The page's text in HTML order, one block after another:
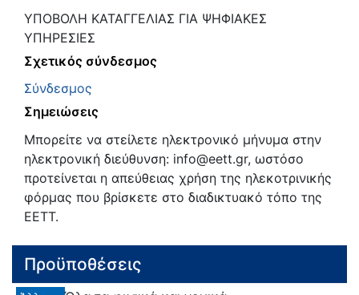
ΥΠΟΒΟΛΗ ΚΑΤΑΓΓΕΛΙΑΣ ΓΙΑ ΨΗΦΙΑΚΕΣ
ΥΠΗΡΕΣΙΕΣ
Σχετικός σύνδεσμος
Σύνδεσμος
Σημειώσεις
Μπορείτε να στείλετε ηλεκτρονικό μήνυμα στην
ηλεκτρονική διεύθυνση: info@eett.gr, ωστόσο
προτείνεται η απεύθειας χρήση της ηλεκοτρινικής
φόρμας που βρίσκετε στο διαδικτυακό τόπο της
ΕΕΤΤ.
Προϋποθέσεις